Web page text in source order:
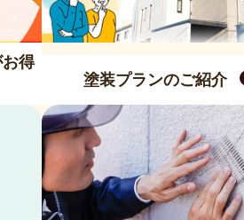
得
塗装プランのご紹介